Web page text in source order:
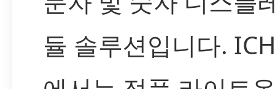
듈 솔루션입니다.